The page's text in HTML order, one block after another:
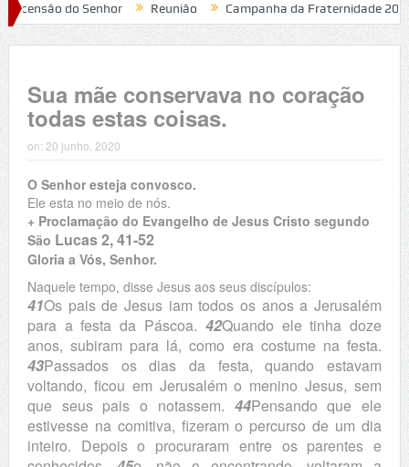
do Senhor Reunião Campanha da Fraternidade 2020
Sua mãe conservava no coração
todas estas coisas.
on: 20 junho, 2020
O Senhor esteja convosco.
Ele esta no meio de nós.
+ Proclamação do Evangelho de Jesus Cristo segundo
São Lucas 2, 41-52
Gloria a Vós, Senhor.
Naquele tempo, disse Jesus aos seus discípulos:
41Os pais de Jesus iam todos os anos a Jerusalém
para a festa da Páscoa. 42Quando ele tinha doze
anos, subiram para lá, como era costume na festa.
43Passados os dias da festa, quando estavam
voltando, ficou em Jerusalém o menino Jesus, sem
que seus pais o notassem. 44Pensando que ele
estivesse na comitiva, fizeram o percurso de um dia
inteiro. Depois o procuraram entre os parentes e